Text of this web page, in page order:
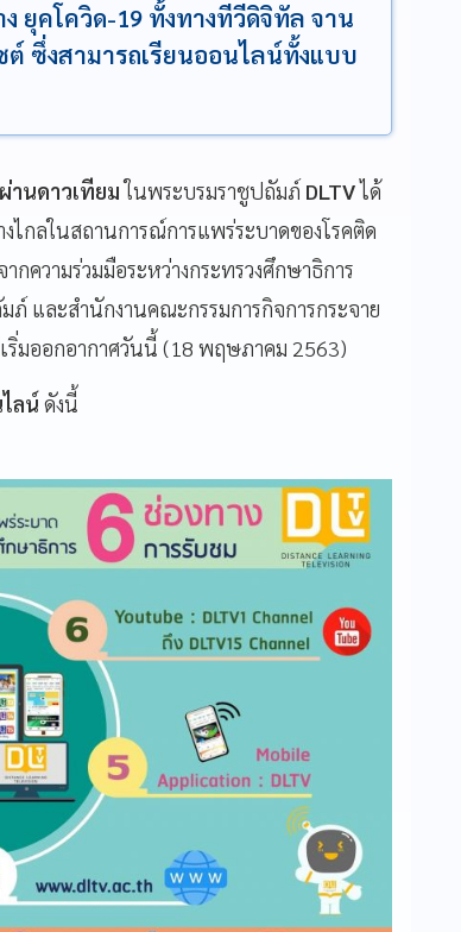
ยุคโควิด-19 ทั้งทางทีวีดิจิทัล จาน
ซึ่งสามารถเรียนออนไลน์ทั้งแบบ
านดาวเทียม ในพระบรมราชูปถัมภ์ DLTVได้
ไกลในสถานการณ์การแพร่ระบาดของโรคติด
ากความร่วมมือระหว่างกระทรวงศึกษาธิการ
ภ์ และสำนักงานคณะกรรมการกิจการกระจาย
ริ่มออกอากาศวันนี้ (18 พฤษภาคม 2563)
ลน์ ดังนี้